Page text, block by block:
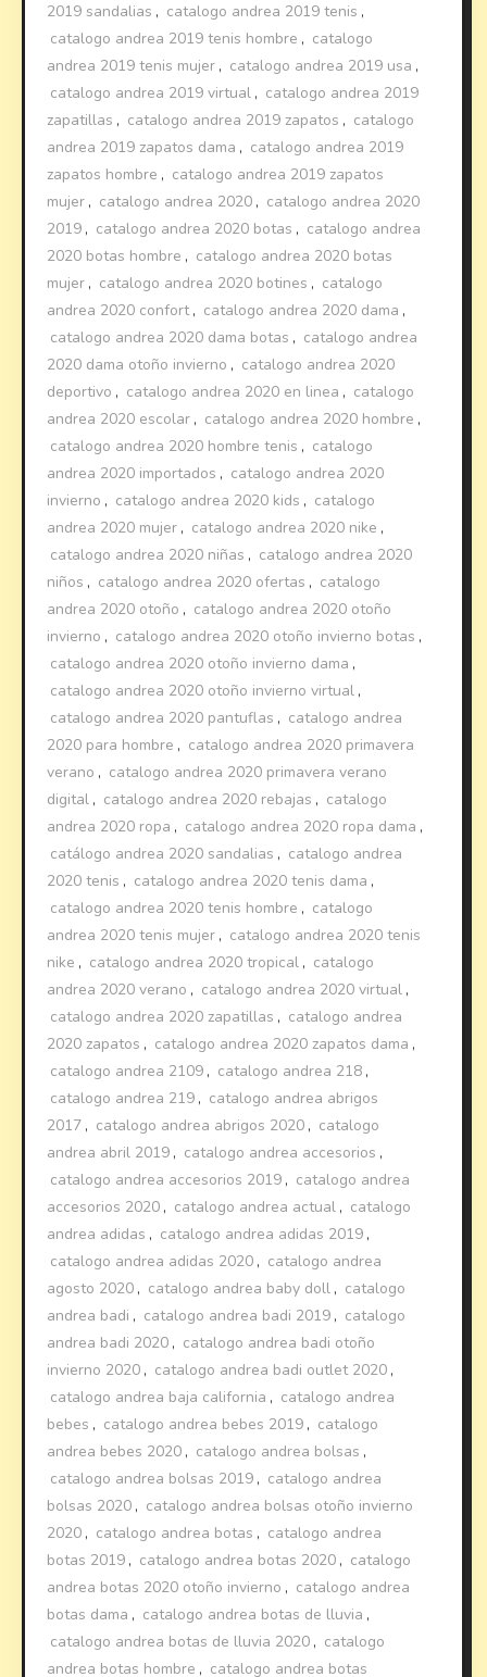
2019 sandalias , catalogo andrea 2019 tenis ,
catalogo andrea 2019 tenis hombre , catalogo
andrea 2019 tenis mujer , catalogo andrea 2019 usa ,
catalogo andrea 2019 virtual , catalogo andrea 2019
zapatillas , catalogo andrea 2019 zapatos , catalogo
andrea 2019 zapatos dama , catalogo andrea 2019
zapatos hombre , catalogo andrea 2019 zapatos
mujer , catalogo andrea 2020 , catalogo andrea 2020
2019 , catalogo andrea 2020 botas , catalogo andrea
2020 botas hombre , catalogo andrea 2020 botas
mujer , catalogo andrea 2020 botines , catalogo
andrea 2020 confort, catalogo andrea 2020 dama ,
catalogo andrea 2020 dama botas , catalogo andrea
2020 dama otoño invierno , catalogo andrea 2020
deportivo , catalogo andrea 2020 en linea , catalogo
andrea 2020 escolar , catalogo andrea 2020 hombre ,
catalogo andrea 2020 hombre tenis , catalogo
andrea 2020 importados , catalogo andrea 2020
invierno , catalogo andrea 2020 kids , catalogo
andrea 2020 mujer , catalogo andrea 2020 nike ,
catalogo andrea 2020 niñas , catalogo andrea 2020
niños , catalogo andrea 2020 ofertas , catalogo
andrea 2020 otoño , catalogo andrea 2020 otoño
invierno , catalogo andrea 2020 otoño invierno botas ,
catalogo andrea 2020 otoño invierno dama ,
catalogo andrea 2020 otoño invierno virtual ,
catalogo andrea 2020 pantuflas , catalogo andrea
2020 para hombre , catalogo andrea 2020 primavera
verano , catalogo andrea 2020 primavera verano
digital , catalogo andrea 2020 rebajas , catalogo
andrea 2020 ropa , catalogo andrea 2020 ropa dama ,
catálogo andrea 2020 sandalias , catalogo andrea
2020 tenis , catalogo andrea 2020 tenis dama ,
catalogo andrea 2020 tenis hombre , catalogo
andrea 2020 tenis mujer , catalogo andrea 2020 tenis
nike , catalogo andrea 2020 tropical , catalogo
andrea 2020 verano , catalogo andrea 2020 virtual ,
catalogo andrea 2020 zapatillas , catalogo andrea
2020 zapatos , catalogo andrea 2020 zapatos dama ,
catalogo andrea 2109 , catalogo andrea 218 ,
catalogo andrea 219 , catalogo andrea abrigos
2017 , catalogo andrea abrigos 2020 , catalogo
andrea abril 2019 , catalogo andrea accesorios ,
catalogo andrea accesorios 2019 , catalogo andrea
accesorios 2020 , catalogo andrea actual , catalogo
andrea adidas , catalogo andrea adidas 2019 ,
catalogo andrea adidas 2020 , catalogo andrea
agosto 2020 , catalogo andrea baby doll , catalogo
andrea badi , catalogo andrea badi 2019 , catalogo
andrea badi 2020 , catalogo andrea badi otoño
invierno 2020 , catalogo andrea badi outlet 2020 ,
catalogo andrea baja california , catalogo andrea
bebes , catalogo andrea bebes 2019 , catalogo
andrea bebes 2020 , catalogo andrea bolsas ,
catalogo andrea bolsas 2019 , catalogo andrea
bolsas 2020 , catalogo andrea bolsas otoño invierno
2020 , catalogo andrea botas , catalogo andrea
botas 2019 , catalogo andrea botas 2020 , catalogo
andrea botas 2020 otoño invierno , catalogo andrea
botas dama , catalogo andrea botas de lluvia ,
catalogo andrea botas de lluvia 2020 , catalogo
andrea botas hombre , catalogo andrea botas